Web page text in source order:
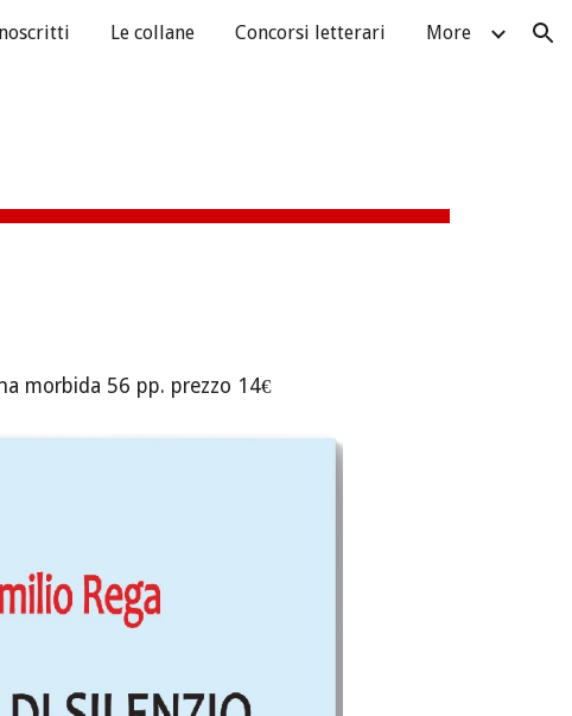
Le collane Concorsi letterari More
morbida 56 pp. prezzo 14€